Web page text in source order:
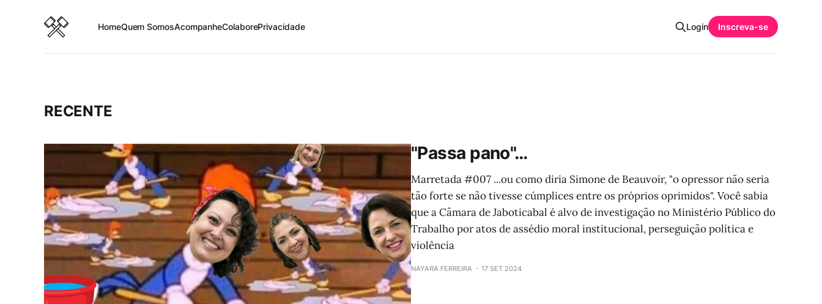
HomeQuem SomosAcompanheColaborePrivacidade Login Inscreva-se
RECENTE
"Passa pano"…
Marretada #007 ...ou como diria Simone de Beauvoir, "o opressor não seria
tão forte se não tivesse cúmplices entre os próprios oprimidos". Você sabia
que a Câmara de Jaboticabal é alvo de investigação no Ministério Público do
Trabalho por atos de assédio moral institucional, perseguição política e
violência
NAYARA FERREIRA 17 SET 2024